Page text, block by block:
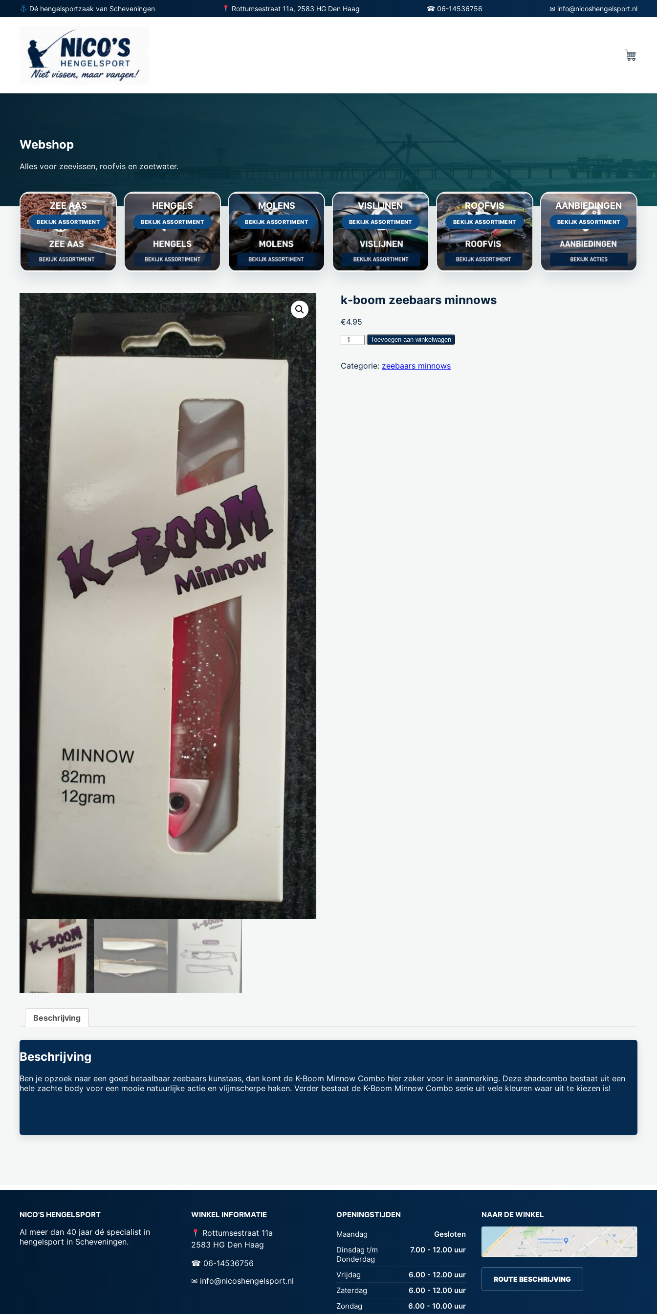
Dé hengelsportzaak van Scheveningen Rottumsestraat 11a, 2583 HG Den Haag ☎ 06-14536756 ✉ info@nicoshengelsport.nl
Webshop
Alles voor zeevissen, roofvis en zoetwater.
ZEE AAS
BEKIJK ASSORTIMENT
HENGELS
BEKIJK ASSORTIMENT
MOLENS
BEKIJK ASSORTIMENT
VISLIJNEN
BEKIJK ASSORTIMENT
ROOFVIS
BEKIJK ASSORTIMENT
AANBIEDINGEN
BEKIJK ASSORTIMENT
k-boom zeebaars minnows
€4.95
k-
boom
minnows
Toevoegen aan winkelwagen
Categorie: zeebaars minnows
Beschrijving
Beschrijving
Ben je opzoek naar een goed betaalbaar zeebaars kunstaas, dan komt de K-Boom Minnow Combo hier zeker voor in aanmerking. Deze shadcombo bestaat uit een
hele zachte body voor een mooie natuurlijke actie en vlijmscherpe haken. Verder bestaat de K-Boom Minnow Combo serie uit vele kleuren waar uit te kiezen is!
NICO'S HENGELSPORT
Al meer dan 40 jaar dé specialist in
hengelsport in Scheveningen.
WINKEL INFORMATIE
Rottumsestraat 11a
2583 HG Den Haag
☎ 06-14536756
✉ info@nicoshengelsport.nl
OPENINGSTIJDEN
Maandag
Gesloten
Dinsdag t/m
Donderdag
7.00 - 12.00 uur
Vrijdag
6.00 - 12.00 uur
Zaterdag
6.00 - 12.00 uur
Zondag
6.00 - 10.00 uur
NAAR DE WINKEL
ROUTE BESCHRIJVING